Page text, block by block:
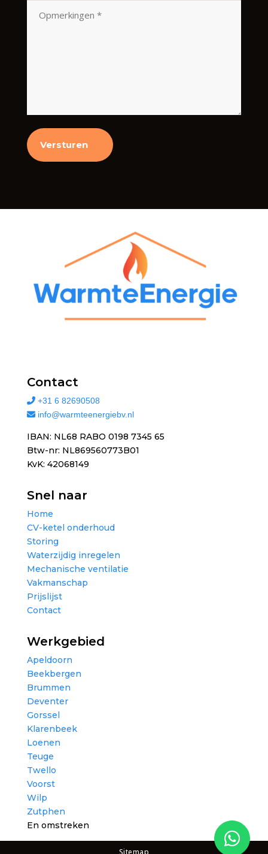
Contact
+31 6 82690508
info@warmteenergiebv.nl
IBAN: NL68 RABO 0198 7345 65
Btw-nr: NL869560773B01
KvK: 42068149
Snel naar
Home
CV-ketel onderhoud
Storing
Waterzijdig inregelen
Mechanische ventilatie
Vakmanschap
Prijslijst
Contact
Werkgebied
Apeldoorn
Beekbergen
Brummen
Deventer
Gorssel
Klarenbeek
Loenen
Teuge
Twello
Voorst
Wilp
Zutphen
En omstreken
Sitemap